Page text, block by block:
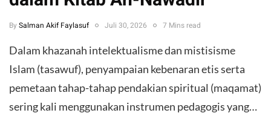
By Salman Akif Faylasuf Juli 30, 2026 7 Mins read
Dalam khazanah intelektualisme dan mistisisme
Islam (tasawuf), penyampaian kebenaran etis serta
pemetaan tahap-tahap pendakian spiritual (maqamat)
sering kali menggunakan instrumen pedagogis yang…